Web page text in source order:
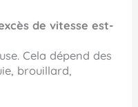
de vitesse est-
Cela dépend des
brouillard,